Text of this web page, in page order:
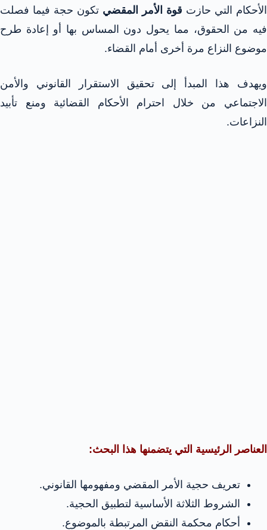
الأحكام التي حازت قوة الأمر المقضي تكون حجة فيما فصلت
فيه من الحقوق، مما يحول دون المساس بها أو إعادة طرح
موضوع النزاع مرة أخرى أمام القضاء.
ويهدف هذا المبدأ إلى تحقيق الاستقرار القانوني والأمن
الاجتماعي من خلال احترام الأحكام القضائية ومنع تأبيد
النزاعات.
العناصر الرئيسية التي يتضمنها هذا البحث:
تعريف حجية الأمر المقضي ومفهومها القانوني.
الشروط الثلاثة الأساسية لتطبيق الحجية.
أحكام محكمة النقض المرتبطة بالموضوع.